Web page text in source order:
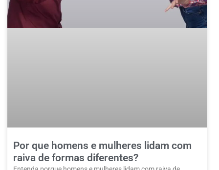
Por que homens e mulheres lidam com
raiva de formas diferentes?